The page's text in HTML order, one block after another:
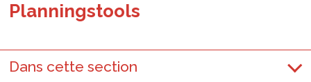
Plan­ningstools
Dans cette section